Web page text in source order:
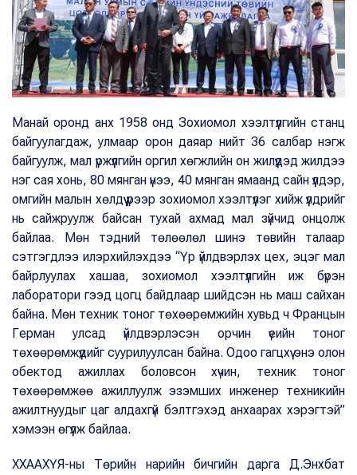
Манай оронд анх 1958 онд Зохиомол хээлтүүлгийн станц
байгуулагдаж, улмаар орон даяар нийт 36 салбар нэгж
байгуулж, мал үржүүлгийн оргил хөгжлийн он жилүүдэд жилдээ
нэг сая хонь, 80 мянган үнээ, 40 мянган ямаанд сайн үүлдэр,
омгийн малын хөлдүү үрээр зохиомол хээлтүүлэг хийж үүлдрийг
нь сайжруулж байсан тухай ахмад мал зүйчид онцолж
байлаа. Мөн тэдний төлөөлөл шинэ төвийн талаар
сэтгэгдлээ илэрхийлэхдээ “Үр үйлдвэрлэх цех, эцэг мал
байрлуулах хашаа, зохиомол хээлтүүлгийн иж бүрэн
лаборатори гээд цогц байдлаар шийдсэн нь маш сайхан
байна. Мөн техник тоног төхөөрөмжийн хувьд ч Францын
Герман улсад үйлдвэрлэсэн орчин үеийн тоног
төхөөрөмжүүдийг суурилуулсан байна. Одоо гагцхүү энэ олон
обектод ажиллах боловсон хүчин, техник тоног
төхөөрөмжөө ажиллуулж эзэмших инженер техникийн
ажилтнуудыг цаг алдахгүй бэлтгэхэд анхаарах хэрэгтэй”
хэмээн өгүүлж байлаа.
ХХААХҮЯ-ны Төрийн нарийн бичгийн дарга Д.Энхбат